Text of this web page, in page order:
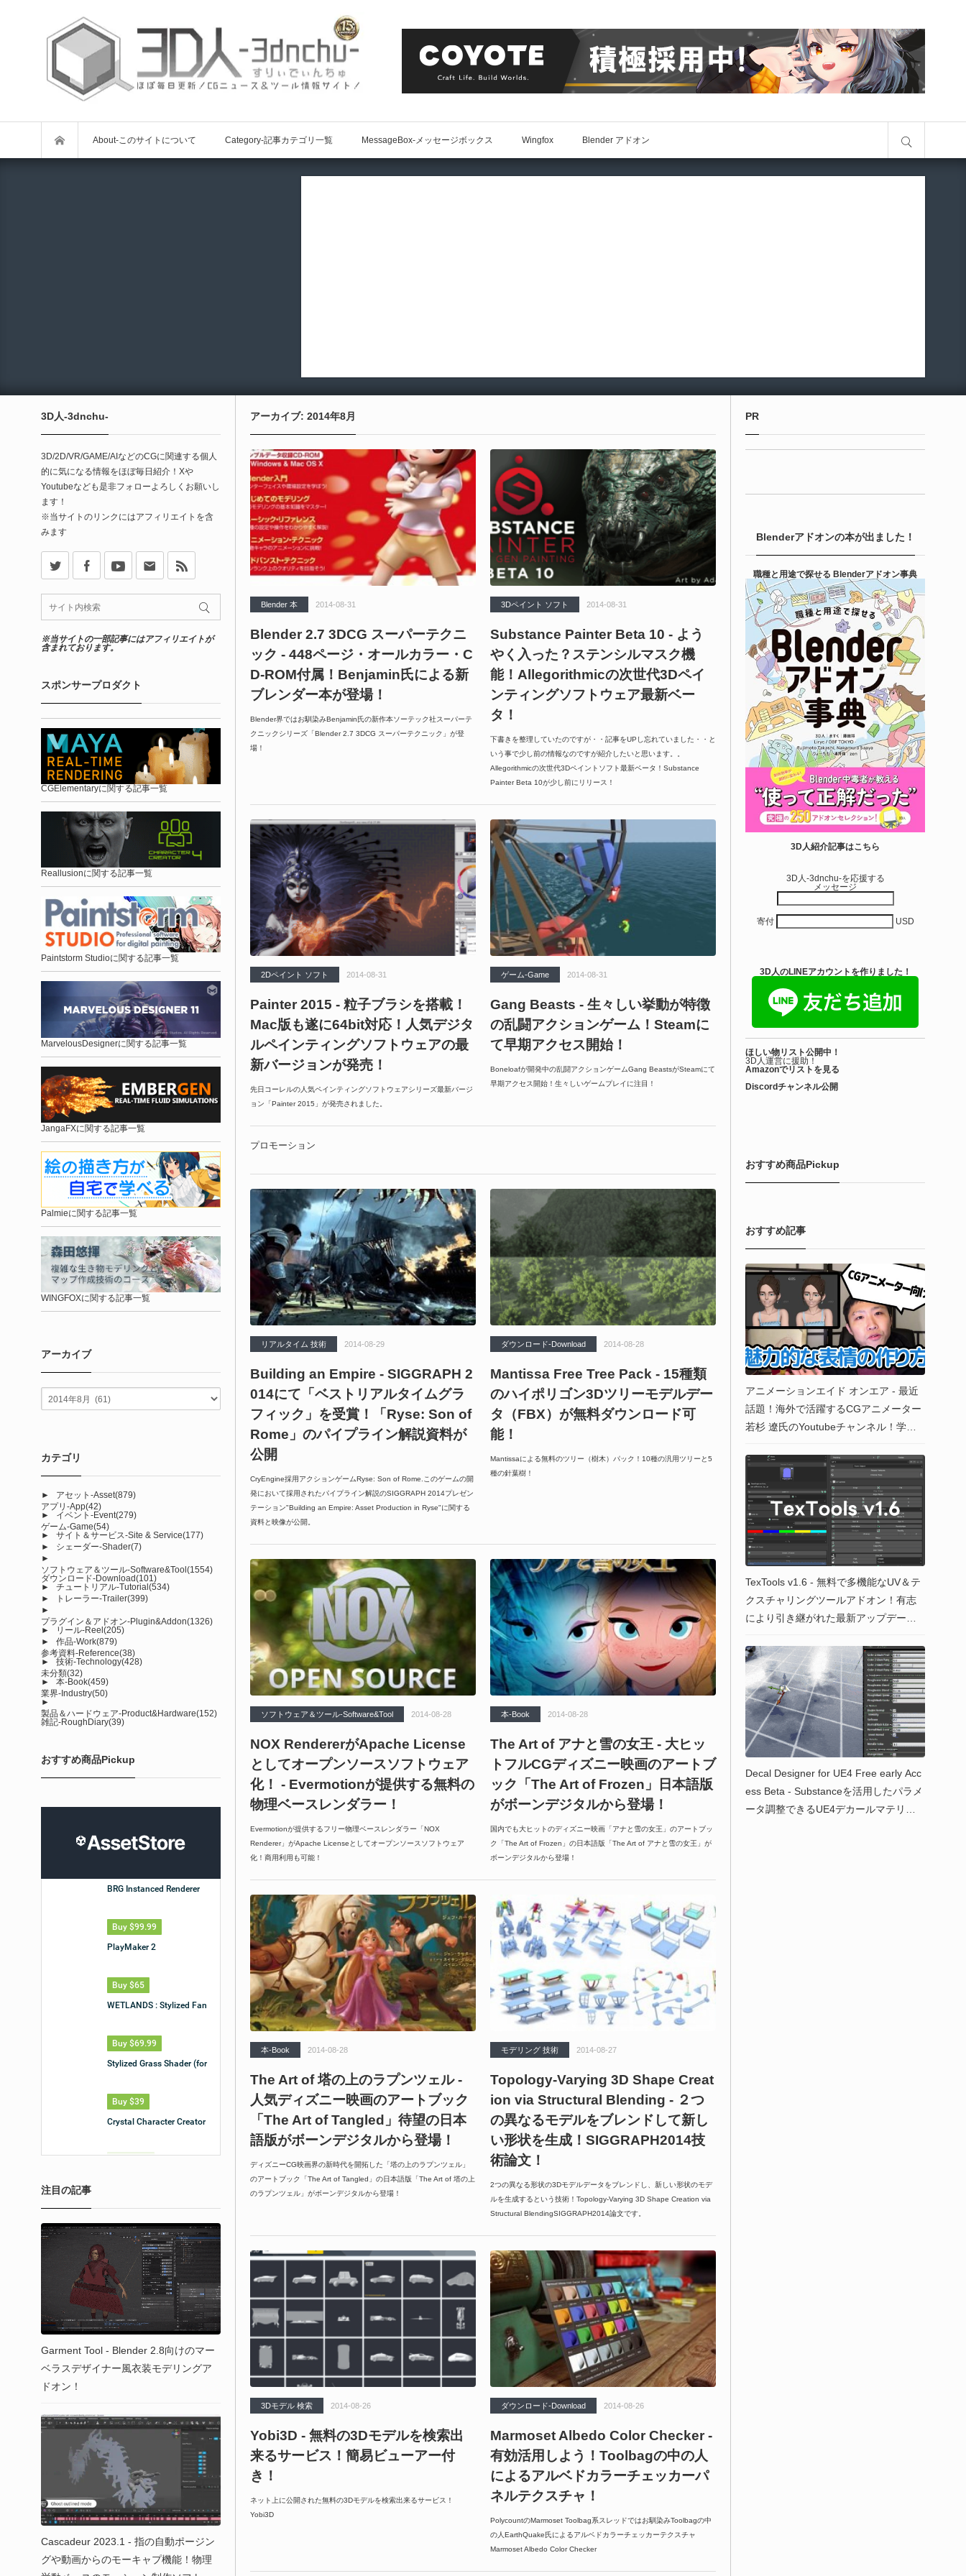
About-このサイトについて Category-記事カテゴリ一覧 MessageBox-メッセージボックス Wingfox Blender アドオン
アーカイブ: 2014年8月
Blender 本 2014-08-31
Blender 2.7 3DCG スーパーテクニ
ック - 448ページ・オールカラー・C
D-ROM付属！Benjamin氏による新
ブレンダー本が登場！
Blender界ではお馴染みBenjamin氏の新作本ソーテック社スーパーテ
クニックシリーズ「Blender 2.7 3DCG スーパーテクニック」が登
場！
3Dペイント ソフト 2014-08-31
Substance Painter Beta 10 - よう
やく入った？ステンシルマスク機
能！Allegorithmicの次世代3Dペイ
ンティングソフトウェア最新ベー
タ！
下書きを整理していたのですが・・記事をUPし忘れていました・・と
いう事で少し前の情報なのですが紹介したいと思います。。
Allegorithmicの次世代3Dペイントソフト最新ベータ！Substance
Painter Beta 10が少し前にリリース！
2Dペイント ソフト 2014-08-31
Painter 2015 - 粒子ブラシを搭載！
Mac版も遂に64bit対応！人気デジタ
ルペインティングソフトウェアの最
新バージョンが発売！
先日コーレルの人気ペインティングソフトウェアシリーズ最新バージ
ョン「Painter 2015」が発売されました。
ゲーム-Game 2014-08-31
Gang Beasts - 生々しい挙動が特徴
の乱闘アクションゲーム！Steamに
て早期アクセス開始！
Boneloafが開発中の乱闘アクションゲームGang BeastsがSteamにて
早期アクセス開始！生々しいゲームプレイに注目！
プロモーション
リアルタイム 技術 2014-08-29
Building an Empire - SIGGRAPH 2
014にて「ベストリアルタイムグラ
フィック」を受賞！「Ryse: Son of
Rome」のパイプライン解説資料が
公開
CryEngine採用アクションゲームRyse: Son of Rome.このゲームの開
発において採用されたパイプライン解説のSIGGRAPH 2014プレゼン
テーション"Building an Empire: Asset Production in Ryse"に関する
資料と映像が公開。
ダウンロード-Download 2014-08-28
Mantissa Free Tree Pack - 15種類
のハイポリゴン3Dツリーモデルデー
タ（FBX）が無料ダウンロード可
能！
Mantissaによる無料のツリー（樹木）パック！10種の汎用ツリーと5
種の針葉樹！
ソフトウェア＆ツール-Software&Tool 2014-08-28
NOX RendererがApache License
としてオープンソースソフトウェア
化！ - Evermotionが提供する無料の
物理ベースレンダラー！
Evermotionが提供するフリー物理ベースレンダラー「NOX
Renderer」がApache Licenseとしてオープンソースソフトウェア
化！商用利用も可能！
本-Book 2014-08-28
The Art of アナと雪の女王 - 大ヒッ
トフルCGディズニー映画のアートブ
ック「The Art of Frozen」日本語版
がボーンデジタルから登場！
国内でも大ヒットのディズニー映画「アナと雪の女王」のアートブッ
ク「The Art of Frozen」の日本語版「The Art of アナと雪の女王」が
ボーンデジタルから登場！
本-Book 2014-08-28
The Art of 塔の上のラプンツェル -
人気ディズニー映画のアートブック
「The Art of Tangled」待望の日本
語版がボーンデジタルから登場！
ディズニーCG映画界の新時代を開拓した「塔の上のラプンツェル」
のアートブック「The Art of Tangled」の日本語版「The Art of 塔の上
のラプンツェル」がボーンデジタルから登場！
モデリング 技術 2014-08-27
Topology-Varying 3D Shape Creat
ion via Structural Blending - ２つ
の異なるモデルをブレンドして新し
い形状を生成！SIGGRAPH2014技
術論文！
2つの異なる形状の3Dモデルデータをブレンドし、新しい形状のモデ
ルを生成するという技術！Topology-Varying 3D Shape Creation via
Structural BlendingSIGGRAPH2014論文です。
3Dモデル 検索 2014-08-26
Yobi3D - 無料の3Dモデルを検索出
来るサービス！簡易ビューアー付
き！
ネット上に公開された無料の3Dモデルを検索出来るサービス！
Yobi3D
ダウンロード-Download 2014-08-26
Marmoset Albedo Color Checker -
有効活用しよう！Toolbagの中の人
によるアルベドカラーチェッカーパ
ネルテクスチャ！
PolycountのMarmoset Toolbag系スレッドではお馴染みToolbagの中
の人EarthQuake氏によるアルベドカラーチェッカーテクスチャ
Marmoset Albedo Color Checker
3D人-3dnchu-
3D/2D/VR/GAME/AIなどのCGに関連する個人
的に気になる情報をほぼ毎日紹介！Xや
Youtubeなども是非フォローよろしくお願いし
ます！
※当サイトのリンクにはアフィリエイトを含
みます
※当サイトの一部記事にはアフィリエイトが
含まれております。
スポンサープロダクト
CGElementaryに関する記事一覧
Reallusionに関する記事一覧
Paintstorm Studioに関する記事一覧
MarvelousDesignerに関する記事一覧
JangaFXに関する記事一覧
Palmieに関する記事一覧
WINGFOXに関する記事一覧
アーカイブ
カテゴリ
► アセット-Asset(879)
アプリ-App(42)
►
イベント-Event(279)
ゲーム-Game(54)
►
サイト＆サービス-Site & Service(177)
►
シェーダー-Shader(7)
►
ソフトウェア＆ツール-Software&Tool(1554)
ダウンロード-Download(101)
►
チュートリアル-Tutorial(534)
►
トレーラー-Trailer(399)
►
プラグイン＆アドオン-Plugin&Addon(1326)
►
リール-Reel(205)
►
作品-Work(879)
参考資料-Reference(38)
►
技術-Technology(428)
未分類(32)
►
本-Book(459)
業界-Industry(50)
►
製品＆ハードウェア-Product&Hardware(152)
雑記-RoughDiary(39)
おすすめ商品Pickup
注目の記事
Garment Tool - Blender 2.8向けのマー
ベラスデザイナー風衣装モデリングア
ドオン！
Cascadeur 2023.1 - 指の自動ポージン
グや動画からのモーキャプ機能！物理
PR
Blenderアドオンの本が出ました！
職種と用途で探せる Blenderアドオン事典
3D人紹介記事はこちら
3D人-3dnchu-を応援する
メッセージ
寄付 USD
3D人のLINEアカウントを作りました！
ほしい物リスト公開中！
3D人運営に援助！
Amazonでリストを見る
Discordチャンネル公開
おすすめ商品Pickup
おすすめ記事
アニメーションエイド オンエア - 最近
話題！海外で活躍するCGアニメーター
若杉 遼氏のYoutubeチャンネル！学生
TexTools v1.6 - 無料で多機能なUV＆テ
クスチャリングツールアドオン！有志
により引き継がれた最新アップデート
Decal Designer for UE4 Free early Acc
ess Beta - Substanceを活用したパラメ
ータ調整できるUE4デカールマテリア